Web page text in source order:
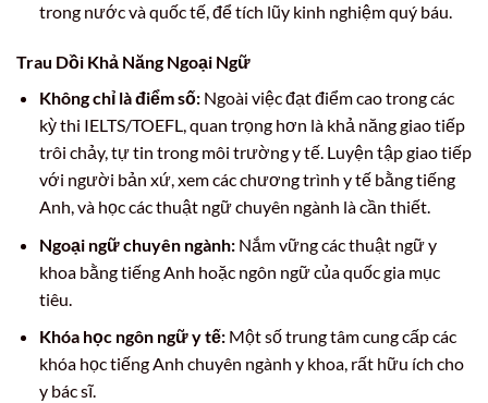
trong nước và quốc tế, để tích lũy kinh nghiệm quý báu.
Trau Dồi Khả Năng Ngoại Ngữ
Không chỉ là điểm số:Ngoài việc đạt điểm cao trong các
kỳ thi IELTS/TOEFL, quan trọng hơn là khả năng giao tiếp
trôi chảy, tự tin trong môi trường y tế. Luyện tập giao tiếp
với người bản xứ, xem các chương trình y tế bằng tiếng
Anh, và học các thuật ngữ chuyên ngành là cần thiết.
Ngoại ngữ chuyên ngành:Nắm vững các thuật ngữ y
khoa bằng tiếng Anh hoặc ngôn ngữ của quốc gia mục
tiêu.
Khóa học ngôn ngữ y tế:Một số trung tâm cung cấp các
khóa học tiếng Anh chuyên ngành y khoa, rất hữu ích cho
y bác sĩ.